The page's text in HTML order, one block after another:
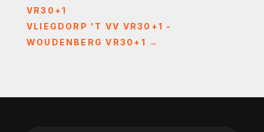
VR30+1
VLIEGDORP 'T VV VR30+1 -
WOUDENBERG VR30+1 →